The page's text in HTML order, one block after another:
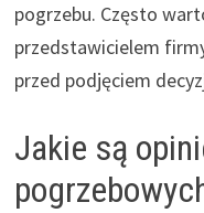
pogrzebu. Często
przedstawicielem
przed podjęciem
Jakie są